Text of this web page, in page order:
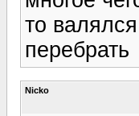
то
перебрать
Nicko